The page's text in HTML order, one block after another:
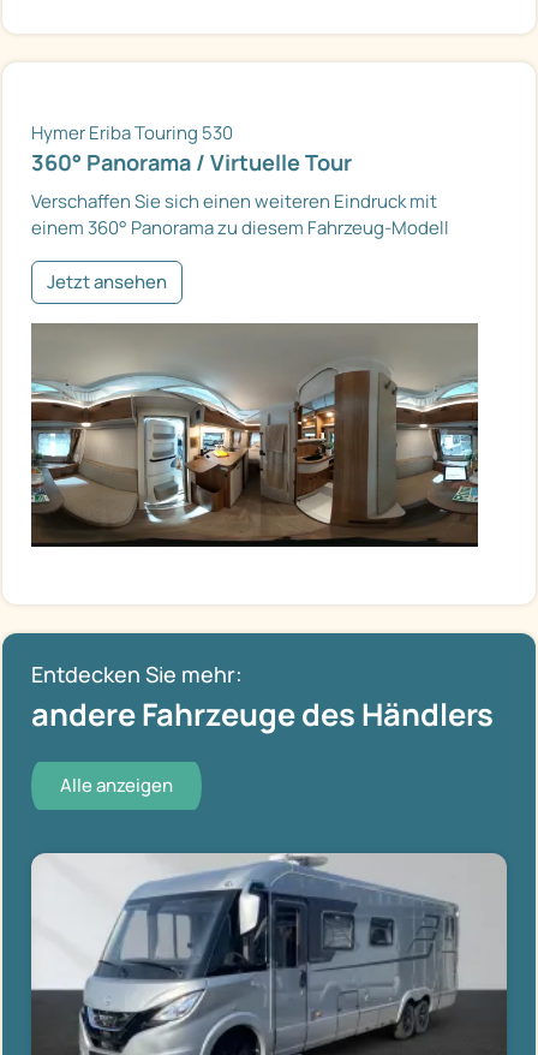
Hymer Eriba Touring 530
360° Panorama / Virtuelle Tour
Verschaffen Sie sich einen weiteren Eindruck mit
einem 360° Panorama zu diesem Fahrzeug-Modell
Jetzt ansehen
Entdecken Sie mehr:
andere Fahrzeuge des Händlers
Alle anzeigen